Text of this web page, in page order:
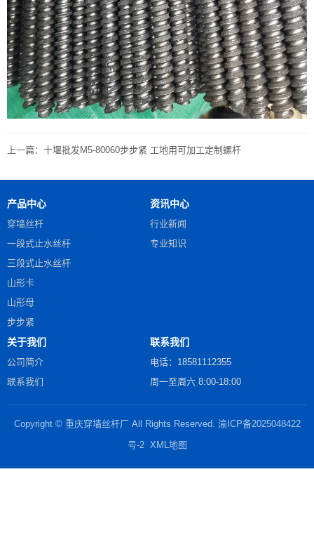
上一篇： 十堰批发M5-80060步步紧 工地用可加工定制螺杆
产品中心
穿墙丝杆
一段式止水丝杆
三段式止水丝杆
山形卡
山形母
步步紧
资讯中心
行业新闻
专业知识
关于我们
公司简介
联系我们
联系我们
电话：18581112355
周一至周六 8:00-18:00
Copyright © 重庆穿墙丝杆厂 All Rights Reserved. 渝ICP备2025048422
号-2 XML地图